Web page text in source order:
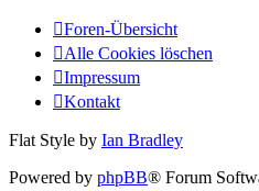
Foren-Übersicht
Alle Cookies löschen
Impressum
Kontakt
Flat Style by Ian Bradley
Powered by phpBB® Forum